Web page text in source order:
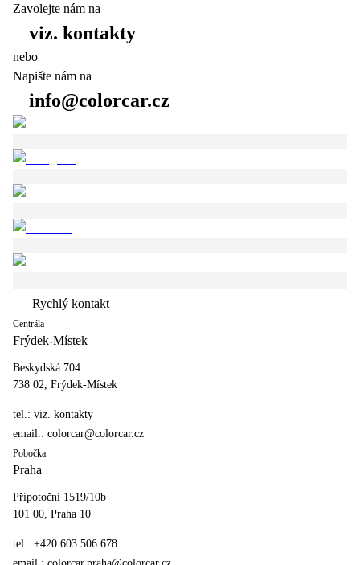
Zavolejte nám na
viz. kontakty
nebo
Napište nám na
info@colorcar.cz
Rychlý kontakt
Centrála
Frýdek-Místek
Beskydská 704
738 02, Frýdek-Místek
tel.: viz. kontakty
email.: colorcar@colorcar.cz
Pobočka
Praha
Přípotoční 1519/10b
101 00, Praha 10
tel.: +420 603 506 678
email.: colorcar.praha@colorcar.cz